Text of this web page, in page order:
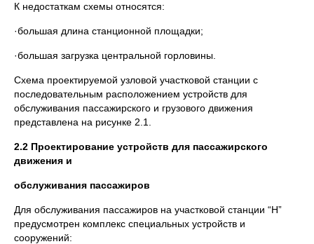
К недостаткам схемы относятся:
·большая длина станционной площадки;
·большая загрузка центральной горловины.
Схема проектируемой узловой участковой станции с
последовательным расположением устройств для
обслуживания пассажирского и грузового движения
представлена на рисунке 2.1.
2.2 Проектирование устройств для пассажирского
движения и
обслуживания пассажиров
Для обслуживания пассажиров на участковой станции “Н”
предусмотрен комплекс специальных устройств и
сооружений: